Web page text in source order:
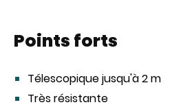
Points forts
Télescopique jusqu'à 2 m
Très résistante